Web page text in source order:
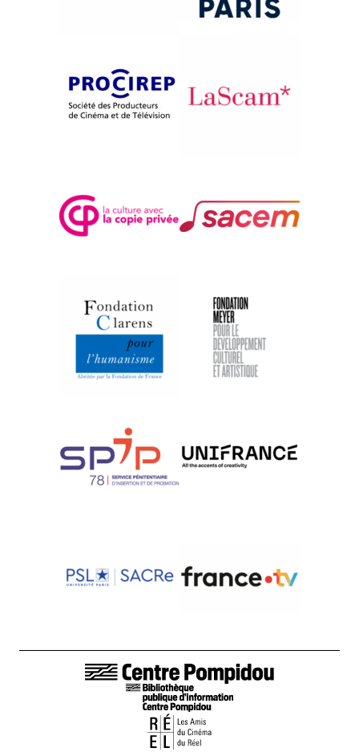
LIENS DE BAS DE PAGE